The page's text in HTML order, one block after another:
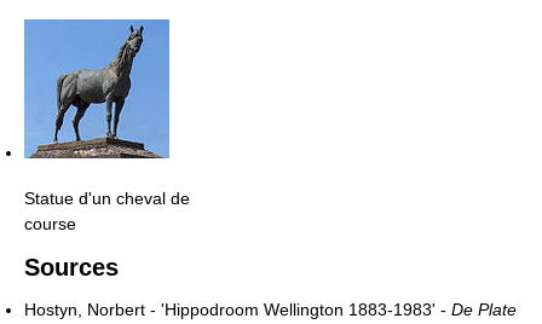
Statue d'un cheval de
course
Sources
Hostyn, Norbert - 'Hippodroom Wellington 1883-1983' - De Plate